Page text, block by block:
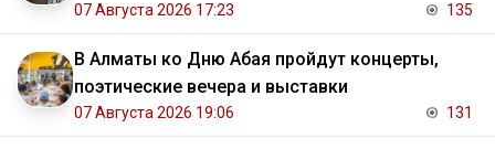
07 Августа 2026 17:23 135
В Алматы ко Дню Абая пройдут концерты,
поэтические вечера и выставки
07 Августа 2026 19:06 131